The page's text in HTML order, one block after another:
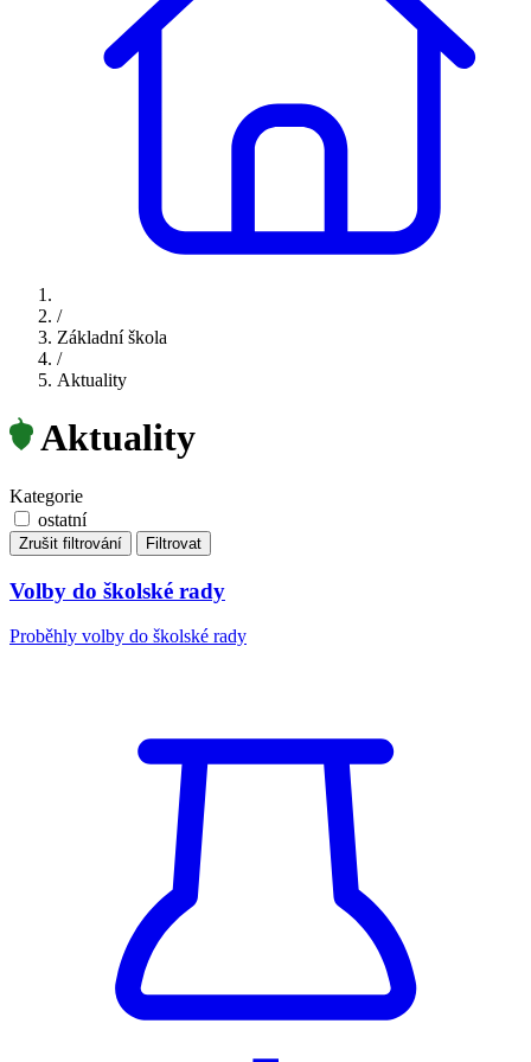
/
Základní škola
/
Aktuality
Aktuality
Kategorie
ostatní
Zrušit filtrování Filtrovat
Volby do školské rady
Proběhly volby do školské rady